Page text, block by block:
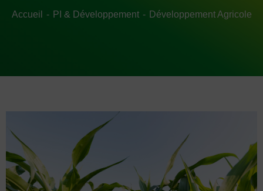
Accueil PI & Développement Développement Agricole